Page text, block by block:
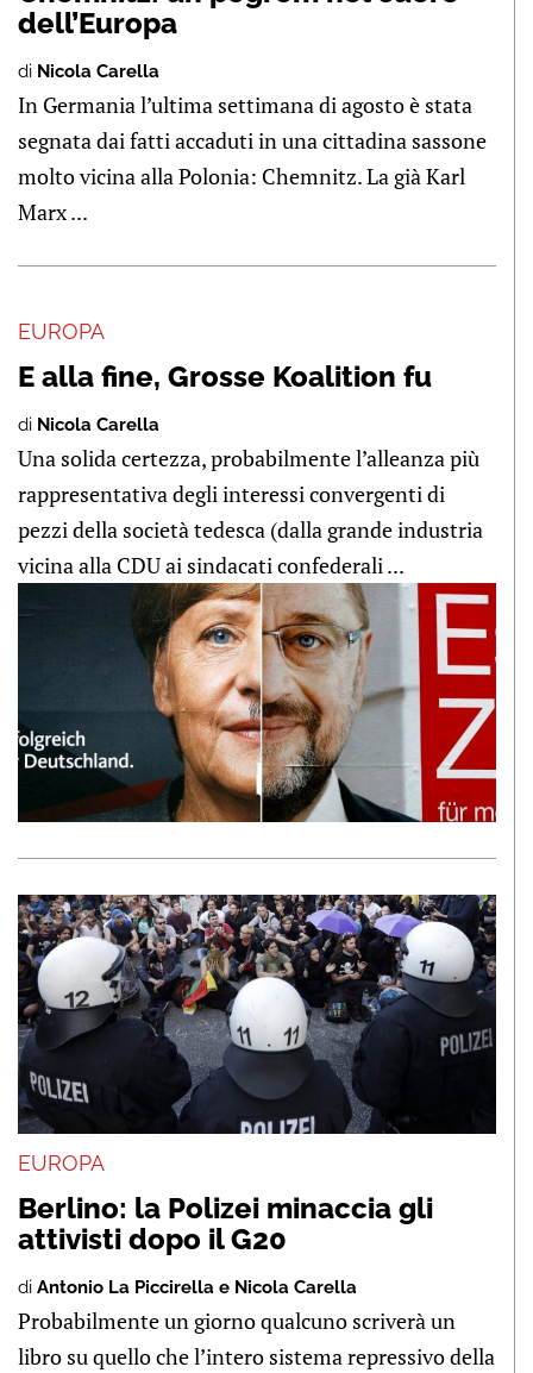
dell’Europa
di Nicola Carella
In Germania l’ultima settimana di agosto è stata
segnata dai fatti accaduti in una cittadina sassone
molto vicina alla Polonia: Chemnitz. La già Karl
Marx ...
EUROPA
E alla fine, Grosse Koalition fu
di Nicola Carella
Una solida certezza, probabilmente l’alleanza più
rappresentativa degli interessi convergenti di
pezzi della società tedesca (dalla grande industria
vicina alla CDU ai sindacati confederali ...
EUROPA
Berlino: la Polizei minaccia gli
attivisti dopo il G20
di Antonio La Piccirella e Nicola Carella
Probabilmente un giorno qualcuno scriverà un
libro su quello che l’intero sistema repressivo della